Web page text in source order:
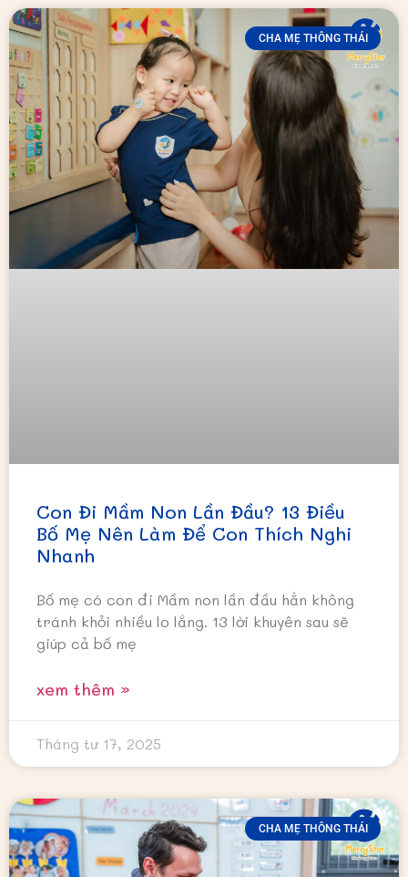
CHA MẸ THÔNG THÁI
Con Đi Mầm Non Lần Đầu? 13 Điều
Bố Mẹ Nên Làm Để Con Thích Nghi
Nhanh
Bố mẹ có con đi Mầm non lần đầu hẳn không
tránh khỏi nhiều lo lắng. 13 lời khuyên sau sẽ
giúp cả bố mẹ
xem thêm »
Tháng tư 17, 2025
CHA MẸ THÔNG THÁI